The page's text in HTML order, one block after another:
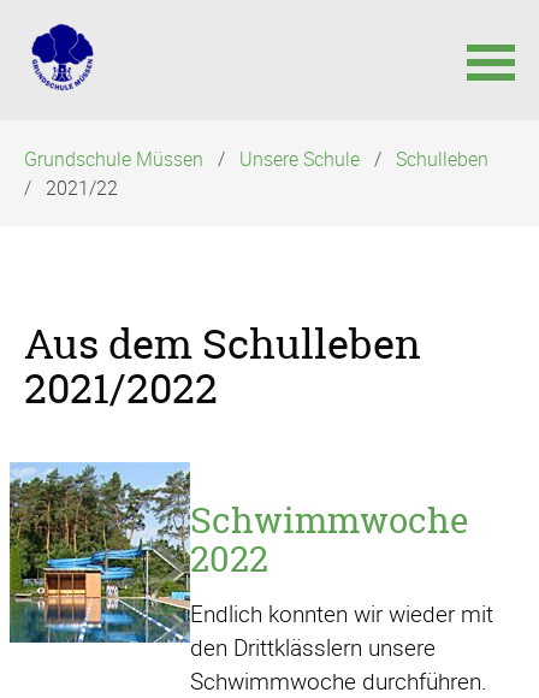
überspringen
Grundschule Müssen Unsere Schule
Schulleben
2021/22
Aus dem Schulleben
2021/2022
Schwimmwoche
2022
Endlich konnten wir wieder mit
den Drittklässlern unsere
Schwimmwoche durchführen.